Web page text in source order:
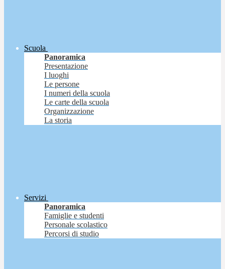
Scuola
Panoramica
Presentazione
I luoghi
Le persone
I numeri della scuola
Le carte della scuola
Organizzazione
La storia
Servizi
Panoramica
Famiglie e studenti
Personale scolastico
Percorsi di studio